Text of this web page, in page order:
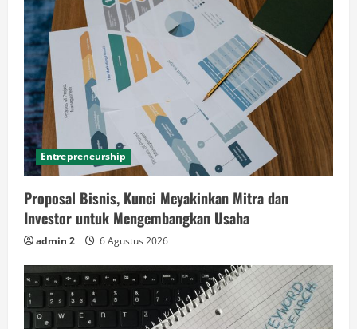
Entrepreneurship
Proposal Bisnis, Kunci Meyakinkan Mitra dan
Investor untuk Mengembangkan Usaha
admin 2 6 Agustus 2026